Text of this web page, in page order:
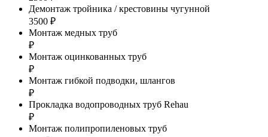
Демонтаж тройника / крестовины чугунной
3500 ₽
Монтаж медных труб
₽
Монтаж оцинкованных труб
₽
Монтаж гибкой подводки, шлангов
₽
Прокладка водопроводных труб Rehau
₽
Монтаж полипропиленовых труб